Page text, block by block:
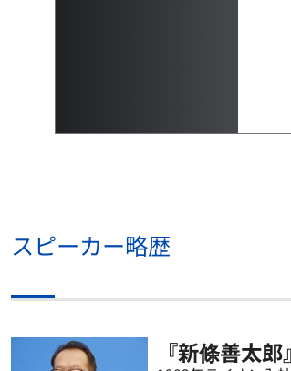
スピーカー略歴
『新條善太郎』